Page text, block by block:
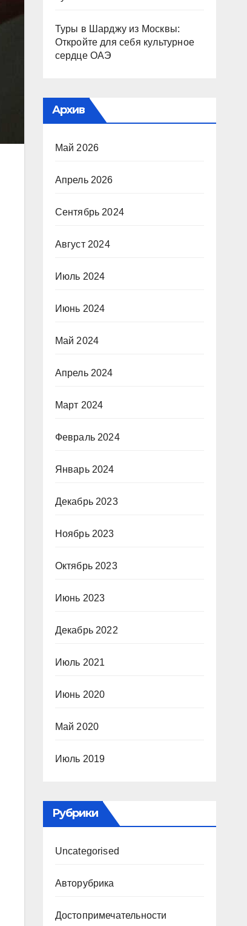
Туры в Шарджу из Москвы:
Откройте для себя культурное
сердце ОАЭ
Архив
Май 2026
Апрель 2026
Сентябрь 2024
Август 2024
Июль 2024
Июнь 2024
Май 2024
Апрель 2024
Март 2024
Февраль 2024
Январь 2024
Декабрь 2023
Ноябрь 2023
Октябрь 2023
Июнь 2023
Декабрь 2022
Июль 2021
Июнь 2020
Май 2020
Июль 2019
Рубрики
Uncategorised
Авторубрика
Достопримечательности